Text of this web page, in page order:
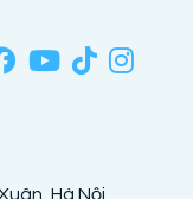
Hà Nội